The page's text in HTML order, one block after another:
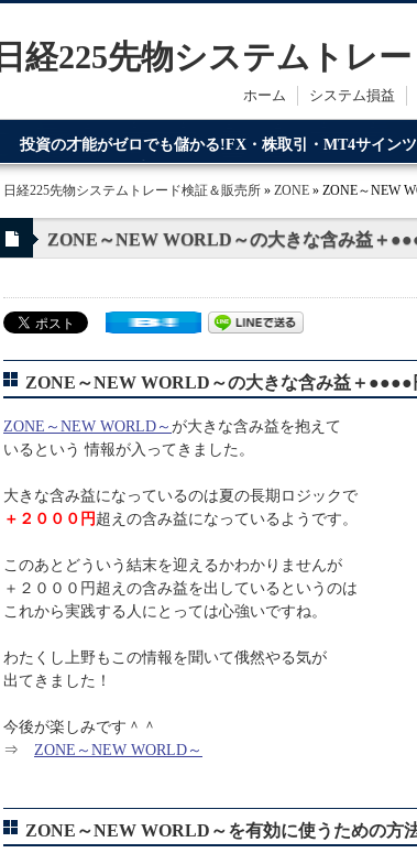
日経225先物システムトレ
ホーム システム損益
投資の才能がゼロでも儲かる!FX・株取引・MT4サイン
てるのが日経225先物システムトレードです。
日経225先物システムトレード検証＆販売所 » ZONE » ZONE～NEW
ZONE～NEW WORLD～の大きな含み益＋
ZONE～NEW WORLD～の大きな含み益＋●●●●
ZONE～NEW WORLD～ が大きな含み益を抱えて
いるという 情報が入ってきました。
大きな含み益になっているのは夏の長期ロジックで
＋２０００円 超えの含み益になっているようです。
このあとどういう結末を迎えるかわかりませんが
＋２０００円超えの含み益を出しているというのは
これから実践する人にとっては心強いですね。
わたくし上野もこの情報を聞いて俄然やる気が
出てきました！
今後が楽しみです＾＾
⇒ ZONE～NEW WORLD～
ZONE～NEW WORLD～を有効に使うための方